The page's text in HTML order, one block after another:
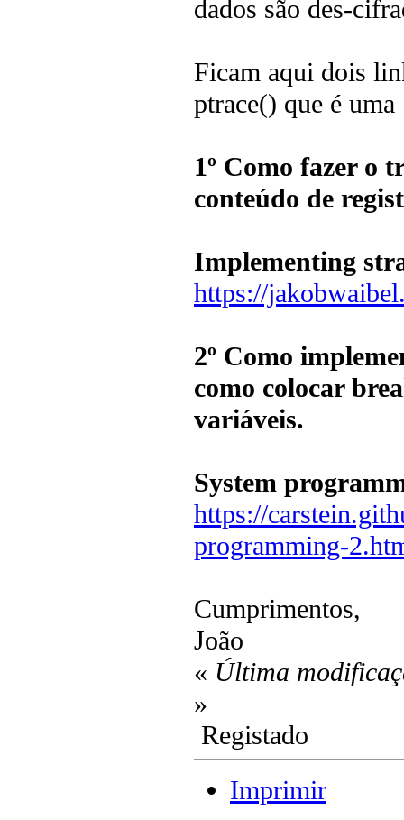
dados são des-
Ficam aqui dois
ptrace() que é
1º Como fazer o
conteúdo de
Implementing
https://
2º Como
como colocar
variáveis.
System
https://
programming-
Cumprimentos,
João
« Última
»
Registado
Imprimir